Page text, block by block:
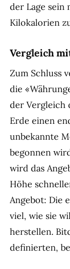
der Lage sein
Kilokalorien
Vergleich
Zum Schluss
die
der Vergleich
Erde einen
unbekannte
begonnen
wird das
Höhe
Angebot: Die
viel, wie sie
herstellen.
definierten,